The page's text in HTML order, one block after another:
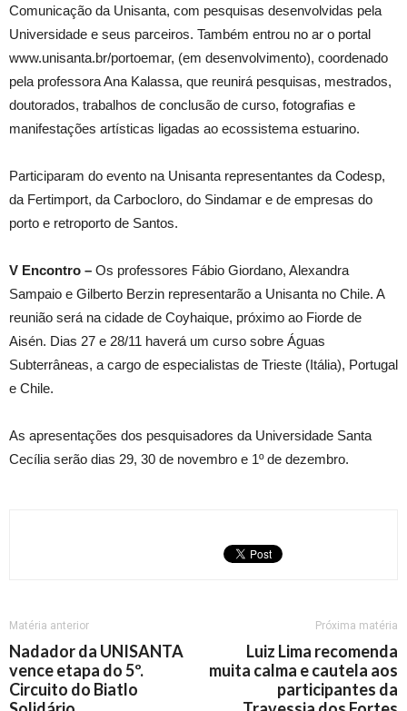
Comunicação da Unisanta, com pesquisas desenvolvidas pela
Universidade e seus parceiros. Também entrou no ar o portal
www.unisanta.br/portoemar, (em desenvolvimento), coordenado
pela professora Ana Kalassa, que reunirá pesquisas, mestrados,
doutorados, trabalhos de conclusão de curso, fotografias e
manifestações artísticas ligadas ao ecossistema estuarino.
Participaram do evento na Unisanta representantes da Codesp,
da Fertimport, da Carbocloro, do Sindamar e de empresas do
porto e retroporto de Santos.
V Encontro – Os professores Fábio Giordano, Alexandra
Sampaio e Gilberto Berzin representarão a Unisanta no Chile. A
reunião será na cidade de Coyhaique, próximo ao Fiorde de
Aisén. Dias 27 e 28/11 haverá um curso sobre Águas
Subterrâneas, a cargo de especialistas de Trieste (Itália), Portugal
e Chile.
As apresentações dos pesquisadores da Universidade Santa
Cecília serão dias 29, 30 de novembro e 1º de dezembro.
Matéria anterior
Nadador da UNISANTA
vence etapa do 5º.
Circuito do Biatlo
Próxima matéria
Luiz Lima recomenda
muita calma e cautela aos
participantes da